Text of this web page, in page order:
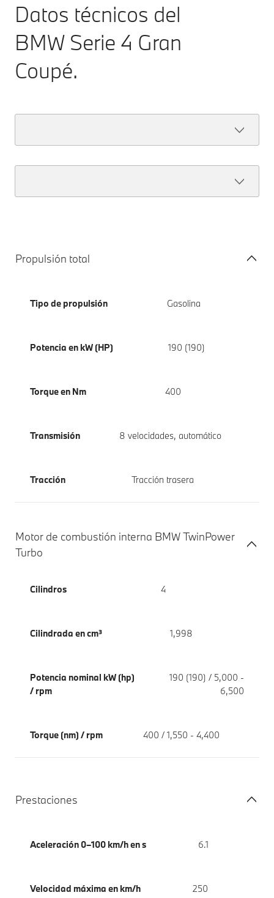
Datos técnicos del
BMW Serie 4 Gran
Coupé.
Propulsión total
Tipo de propulsión Gasolina
Potencia en kW (HP) 190 (190)
Torque en Nm 400
Transmisión 8 velocidades, automático
Tracción Tracción trasera
Motor de combustión interna BMW TwinPower
Turbo
Cilindros 4
Cilindrada en cm³ 1,998
Potencia nominal kW (hp)
/ rpm
190 (190) / 5,000 -
6,500
Torque (nm) / rpm 400 / 1,550 - 4,400
Prestaciones
Aceleración 0–100 km/h en s 6.1
Velocidad máxima en km/h 250